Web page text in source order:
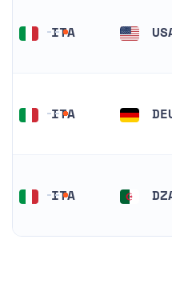
ITA
ITA
ITA